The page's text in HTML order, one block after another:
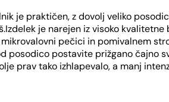
je praktičen, z dovolj veliko
je narejen iz visoko
pečici in pomivalnem
postavite prižgano čajno
prav tako izhlapevalo, a manj